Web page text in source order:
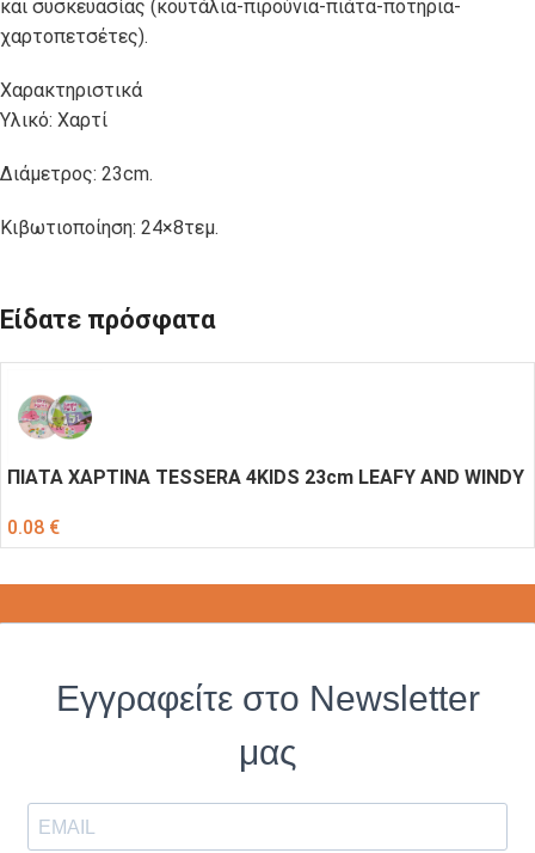
και συσκευασίας (κουτάλια-πιρούνια-πιάτα-ποτήρια-
χαρτοπετσέτες).
Χαρακτηριστικά
Υλικό: Χαρτί
Διάμετρος: 23cm.
Κιβωτιοποίηση: 24×8τεμ.
Είδατε πρόσφατα
ΠΙΑΤΑ ΧΑΡΤΙΝΑ TESSERA 4KIDS 23cm LEAFY AND WINDY
0.08 €
Εγγραφείτε στο Newsletter
μας